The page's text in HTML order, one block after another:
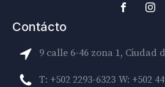
Contácto
9 calle 6-46 zona 1, Ciudad
T: +502 2293-6323 W: +502